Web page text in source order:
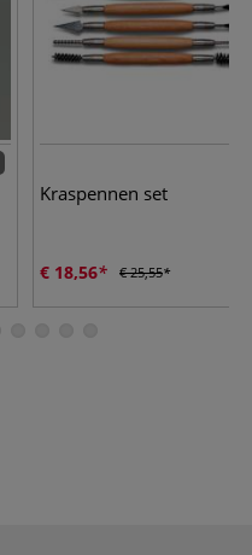
Kraspennen set
€ 18,56 € 25,55